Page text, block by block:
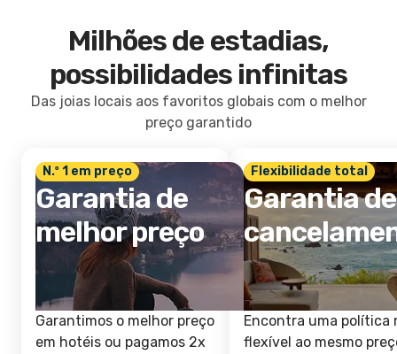
Milhões de estadias,
possibilidades infinitas
Das joias locais aos favoritos globais com o melhor
preço garantido
N.º 1 em preço
Garantia de
melhor preço
Garantimos o melhor preço
em hotéis ou pagamos 2x
Flexibilidade total
Garantia de
Encontra uma política
flexível ao mesmo